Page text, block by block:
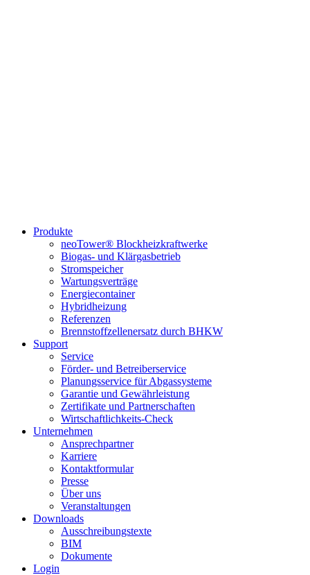
Produkte
neoTower® Blockheizkraftwerke
Biogas- und Klärgasbetrieb
Stromspeicher
Wartungsverträge
Energiecontainer
Hybridheizung
Referenzen
Brennstoffzellenersatz durch BHKW
Support
Service
Förder- und Betreiberservice
Planungsservice für Abgassysteme
Garantie und Gewährleistung
Zertifikate und Partnerschaften
Wirtschaftlichkeits-Check
Unternehmen
Ansprechpartner
Karriere
Kontaktformular
Presse
Über uns
Veranstaltungen
Downloads
Ausschreibungstexte
BIM
Dokumente
Login